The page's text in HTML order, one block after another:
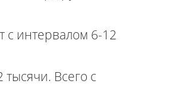
с интервалом 6-12
Всего с